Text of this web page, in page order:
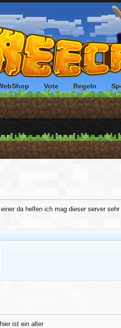
da helfen ich mag dieser server
ist ein alter
Vote Regeln